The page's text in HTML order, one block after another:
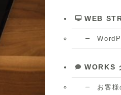
WEB
WORKS
お客様